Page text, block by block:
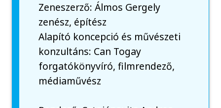
Zeneszerző: Álmos Gergely
zenész, építész
Alapító koncepció és művészeti
konzultáns: Can Togay
forgatókönyvíró, filmrendező,
médiaművész